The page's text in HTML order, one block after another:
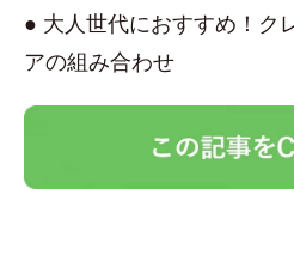
● 大人世代におすすめ！ク
アの組み合わせ